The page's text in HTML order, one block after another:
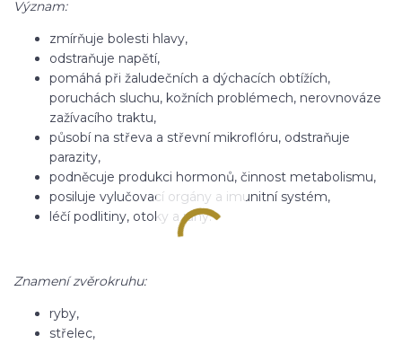
Význam:
zmírňuje bolesti hlavy,
odstraňuje napětí,
pomáhá při žaludečních a dýchacích obtížích,
poruchách sluchu, kožních problémech, nerovnováze
zažívacího traktu,
působí na střeva a střevní mikroflóru, odstraňuje
parazity,
podněcuje produkci hormonů, činnost metabolismu,
posiluje vylučovací orgány a imunitní systém,
léčí podlitiny, otoky a rány.
Znamení zvěrokruhu:
ryby,
střelec,